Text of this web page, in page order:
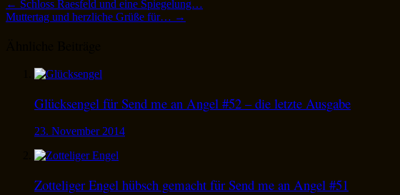
← Schloss Raesfeld und eine Spiegelung…
Muttertag und herzliche Grüße für… →
Glücksengel für Send me an Angel #52 – die letzte Ausgabe
23. November 2014
Zotteliger Engel hübsch gemacht für Send me an Angel #51